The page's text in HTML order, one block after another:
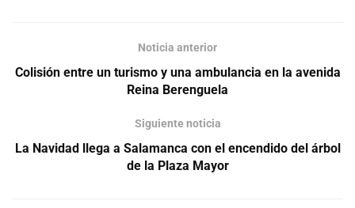
Noticia anterior
Colisión entre un turismo y una ambulancia en la avenida
Reina Berenguela
Siguiente noticia
La Navidad llega a Salamanca con el encendido del árbol
de la Plaza Mayor